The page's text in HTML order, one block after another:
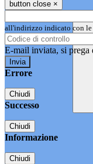
button close ×
all'indirizzo indicato con le
E-mail inviata, si prega
Errore
Chiudi
Successo
Chiudi
Informazione
Chiudi